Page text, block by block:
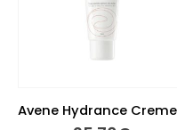
Avene Hydrance Creme Rico 40 ml